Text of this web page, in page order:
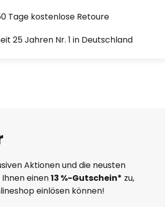
Tage kostenlose Retoure
25 Jahren Nr. 1 in Deutschland
Aktionen und die neusten
einen13 %-Gutschein* zu,
einlösen können!